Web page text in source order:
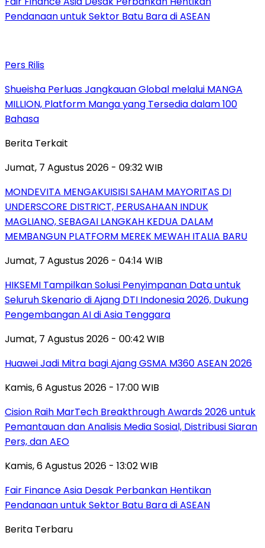
Pendanaan untuk Sektor Batu Bara di ASEAN
Pers Rilis
Shueisha Perluas Jangkauan Global melalui MANGA
MILLION, Platform Manga yang Tersedia dalam 100
Bahasa
Berita Terkait
Jumat, 7 Agustus 2026 - 09:32 WIB
MONDEVITA MENGAKUISISI SAHAM MAYORITAS DI
UNDERSCORE DISTRICT, PERUSAHAAN INDUK
MAGLIANO, SEBAGAI LANGKAH KEDUA DALAM
MEMBANGUN PLATFORM MEREK MEWAH ITALIA BARU
Jumat, 7 Agustus 2026 - 04:14 WIB
HIKSEMI Tampilkan Solusi Penyimpanan Data untuk
Seluruh Skenario di Ajang DTI Indonesia 2026, Dukung
Pengembangan AI di Asia Tenggara
Jumat, 7 Agustus 2026 - 00:42 WIB
Huawei Jadi Mitra bagi Ajang GSMA M360 ASEAN 2026
Kamis, 6 Agustus 2026 - 17:00 WIB
Cision Raih MarTech Breakthrough Awards 2026 untuk
Pemantauan dan Analisis Media Sosial, Distribusi Siaran
Pers, dan AEO
Kamis, 6 Agustus 2026 - 13:02 WIB
Fair Finance Asia Desak Perbankan Hentikan
Pendanaan untuk Sektor Batu Bara di ASEAN
Berita Terbaru